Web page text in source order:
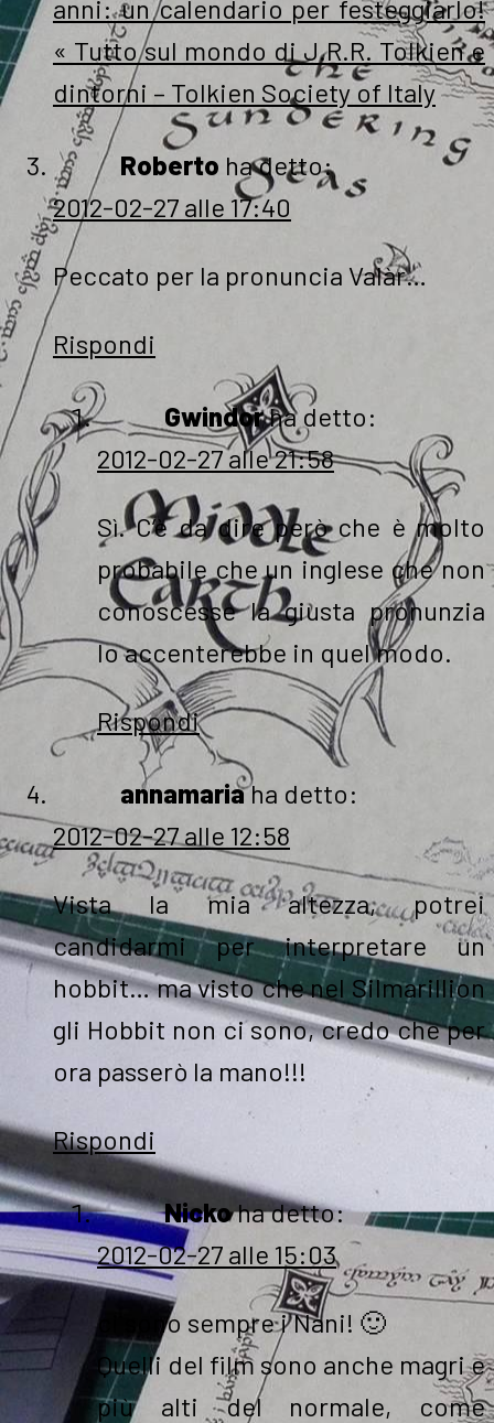
anni: un calendario per festeggiarlo!
« Tutto sul mondo di J.R.R. Tolkien e
dintorni – Tolkien Society of Italy
Roberto ha detto:
2012-02-27 alle 17:40
Peccato per la pronuncia Valàr…
Rispondi
Gwindorha detto:
2012-02-27 alle 21:58
Sì. C’è da dire però che è molto
probabile che un inglese che non
conoscesse la giusta pronunzia
lo accenterebbe in quel modo.
Rispondi
annamariaha detto:
2012-02-27 alle 12:58
Vista la mia altezza, potrei
candidarmi per interpretare un
hobbit… ma visto che nel Silmarillion
gli Hobbit non ci sono, credo che per
ora passerò la mano!!!
Rispondi
Nickoha detto:
2012-02-27 alle 15:03
ci sono sempre i Nani! 🙂
Quelli del film sono anche magri e
più alti del normale, come